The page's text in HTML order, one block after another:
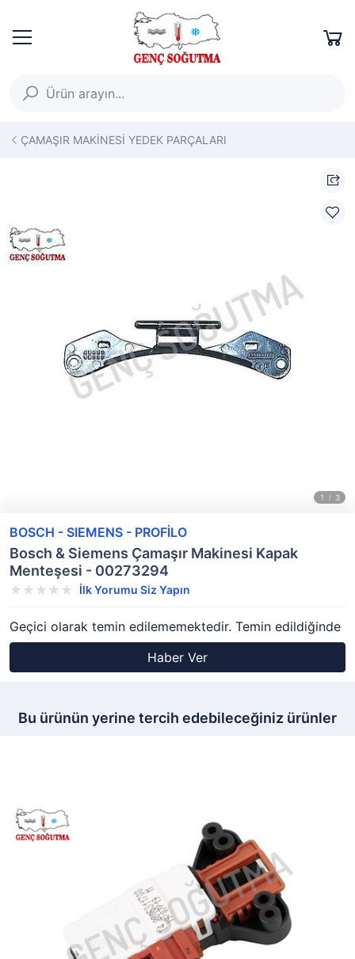
ÇAMAŞIR MAKİNESİ YEDEK PARÇALARI
BOSCH - SIEMENS - PROFİLO
Bosch & Siemens Çamaşır Makinesi Kapak
Menteşesi - 00273294
İlk Yorumu Siz Yapın
Geçici olarak temin edilememektedir. Temin edildiğinde
Haber Ver
Bu ürünün yerine tercih edebileceğiniz ürünler